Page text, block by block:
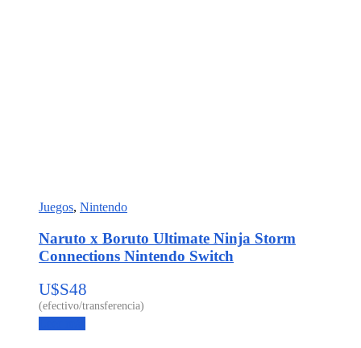
Juegos, Nintendo
Naruto x Boruto Ultimate Ninja Storm
Connections Nintendo Switch
U$S48